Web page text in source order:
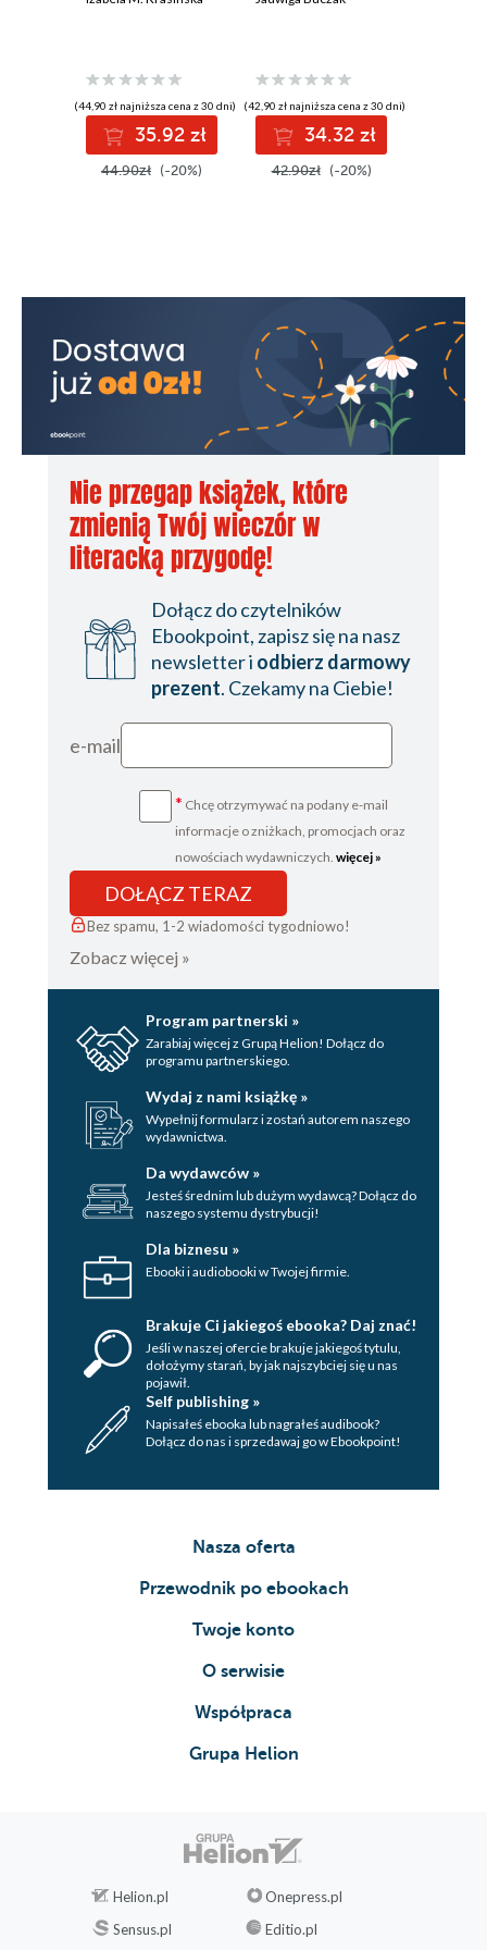
(44,90 zł najniższa cena z 30 dni)
35.92 zł
44.90zł (-20%)
(42,90 zł najniższa cena z 30 dni)
34.32 zł
42.90zł (-20%)
Nie przegap książek, które
zmienią Twój wieczór w
literacką przygodę!
Dołącz do czytelników
Ebookpoint, zapisz się na nasz
newsletter i odbierz darmowy
prezent. Czekamy na Ciebie!
e-mail
* Chcę otrzymywać na podany e-mail
informacje o zniżkach, promocjach oraz
nowościach wydawniczych. więcej »
DOŁĄCZ TERAZ
Bez spamu, 1-2 wiadomości tygodniowo!
Zobacz więcej »
Program partnerski »
Zarabiaj więcej z Grupą Helion! Dołącz do
programu partnerskiego.
Wydaj z nami książkę »
Wypełnij formularz i zostań autorem naszego
wydawnictwa.
Da wydawców »
Jesteś średnim lub dużym wydawcą? Dołącz do
naszego systemu dystrybucji!
Dla biznesu »
Ebooki i audiobooki w Twojej firmie.
Brakuje Ci jakiegoś ebooka? Daj znać!
Jeśli w naszej ofercie brakuje jakiegoś tytulu,
dołożymy starań, by jak najszybciej się u nas
pojawił.
Self publishing »
Napisałeś ebooka lub nagrałeś audibook?
Dołącz do nas i sprzedawaj go w Ebookpoint!
Nasza oferta
Przewodnik po ebookach
Twoje konto
O serwisie
Współpraca
Grupa Helion
Helion.pl
Onepress.pl
Sensus.pl
Editio.pl